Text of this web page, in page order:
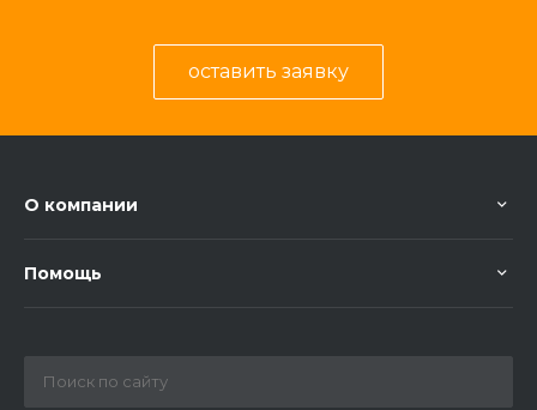
оставить заявку
О компании
Помощь